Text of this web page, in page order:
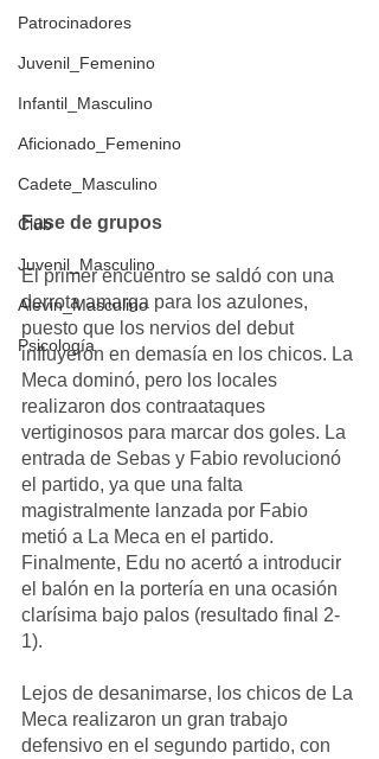
Patrocinadores
Juvenil_Femenino
Infantil_Masculino
Aficionado_Femenino
Cadete_Masculino
Club
Juvenil_Masculino
Alevin_Masculino
Psicología
Fase de grupos
El primer encuentro se saldó con una
derrota amarga para los azulones,
puesto que los nervios del debut
influyeron en demasía en los chicos. La
Meca dominó, pero los locales
realizaron dos contraataques
vertiginosos para marcar dos goles. La
entrada de Sebas y Fabio revolucionó
el partido, ya que una falta
magistralmente lanzada por Fabio
metió a La Meca en el partido.
Finalmente, Edu no acertó a introducir
el balón en la portería en una ocasión
clarísima bajo palos (resultado final 2-
1).
Lejos de desanimarse, los chicos de La
Meca realizaron un gran trabajo
defensivo en el segundo partido, con